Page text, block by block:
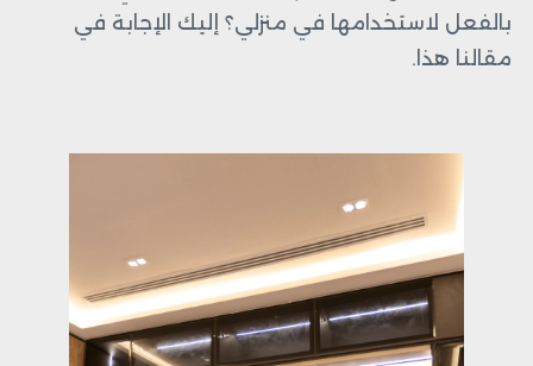
بالفعل لاستخدامها في منزلي؟ إليك الإجابة في
مقالنا هذا.